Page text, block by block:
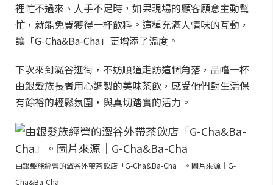
裡忙不過來、人手不足時，如果現場的顧客願意主動幫
忙，就能免費獲得一杯飲料。這種充滿人情味的互動，
讓「G-Cha&Ba-Cha」更增添了溫度。
下次來到澀谷逛街，不妨順道走訪這個角落，品嚐一杯
由銀髮族長者用心調製的美味茶飲，感受他們對生活保
有餘裕的輕鬆氛圍，與真切踏實的活力。
由銀髮族經營的澀谷外帶茶飲店「G-Cha&Ba-Cha」。圖片來源｜G-
Cha&Ba-Cha